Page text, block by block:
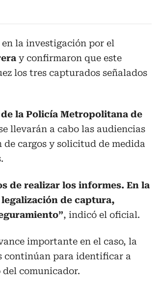
la investigación por el
y confirmaron que este
los tres capturados señalados
la Policía Metropolitana de
llevarán a cabo las audiencias
cargos y solicitud de medida
de realizar los informes. En la
de captura,
, indicó el oficial.
importante en el caso, la
continúan para identificar a
comunicador.